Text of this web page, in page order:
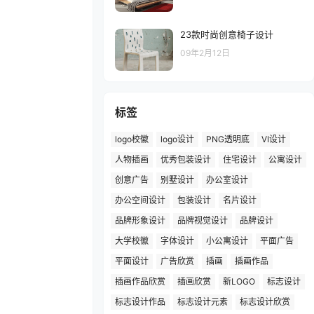
23款时尚创意椅子设计
09年2月12日
标签
logo校徽 logo设计 PNG透明底
VI设计
人物插画
优秀包装设计 住宅设计
公寓设计
创意广告
别墅设计
办公室设计
办公空间设计
包装设计
名片设计
品牌形象设计
品牌视觉设计
品牌设计
大学校徽
字体设计 小公寓设计
平面广告
平面设计
广告欣赏 插画
插画作品
插画作品欣赏
插画欣赏 新LOGO
标志设计
标志设计作品
标志设计元素 标志设计欣赏